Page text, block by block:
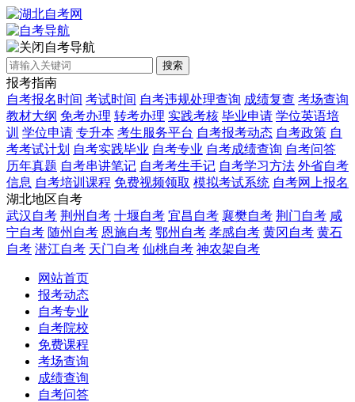
自考导航
搜索
报考指南
自考报名时间 考试时间 自考违规处理查询 成绩复查 考场查询
教材大纲 免考办理 转考办理 实践考核 毕业申请 学位英语培
训 学位申请 专升本 考生服务平台 自考报考动态 自考政策 自
考考试计划 自考实践毕业 自考专业 自考成绩查询 自考问答
历年真题 自考串讲笔记 自考考生手记 自考学习方法 外省自考
信息 自考培训课程 免费视频领取 模拟考试系统 自考网上报名
湖北地区自考
武汉自考 荆州自考 十堰自考 宜昌自考 襄樊自考 荆门自考 咸
宁自考 随州自考 恩施自考 鄂州自考 孝感自考 黄冈自考 黄石
自考 潜江自考 天门自考 仙桃自考 神农架自考
网站首页
报考动态
自考专业
自考院校
免费课程
考场查询
成绩查询
自考问答